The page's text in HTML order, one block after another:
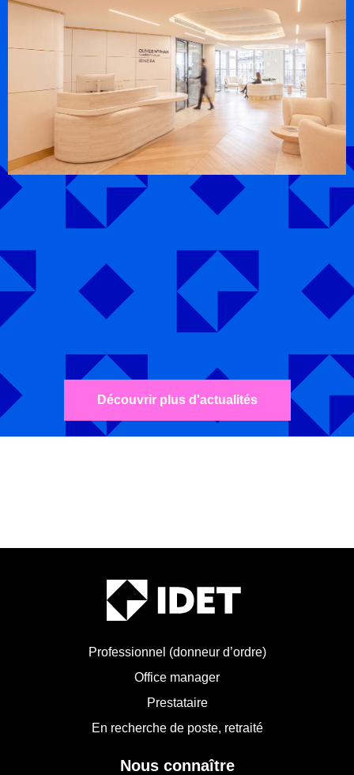
Découvrir plus d'actualités
Professionnel (donneur d’ordre)
Office manager
Prestataire
En recherche de poste, retraité
Nous connaître